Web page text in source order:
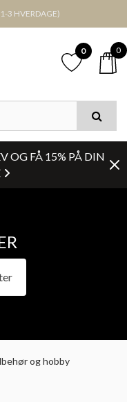
3 HVERDAGE)
0 0
OG FÅ 15% PÅ DIN
og hobby